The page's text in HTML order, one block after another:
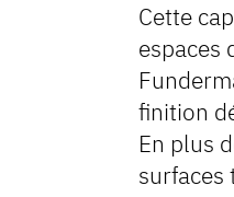
Cette
espaces
finition
En plus
surfaces